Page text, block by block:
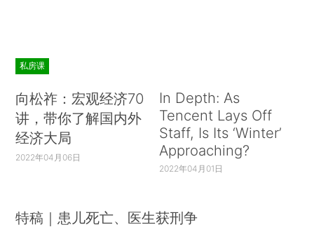
私房课
向松祚：宏观经济70
讲，带你了解国内外
经济大局
2022年04月06日
In Depth: As
Tencent Lays Off
Staff, Is Its ‘Winter’
Approaching?
2022年04月01日
特稿｜患儿死亡、医生获刑争